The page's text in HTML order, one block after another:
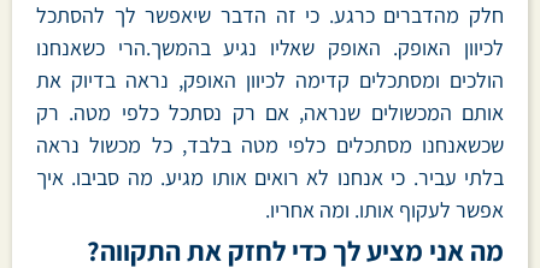
חלק מהדברים כרגע. כי זה הדבר שיאפשר לך להסתכל
לכיוון האופק. האופק שאליו נגיע בהמשך.הרי כשאנחנו
הולכים ומסתכלים קדימה לכיוון האופק, נראה בדיוק את
אותם המכשולים שנראה, אם רק נסתכל כלפי מטה. רק
שכשאנחנו מסתכלים כלפי מטה בלבד, כל מכשול נראה
בלתי עביר. כי אנחנו לא רואים אותו מגיע. מה סביבו. איך
אפשר לעקוף אותו. ומה אחריו.
מה אני מציע לך כדי לחזק את התקווה?